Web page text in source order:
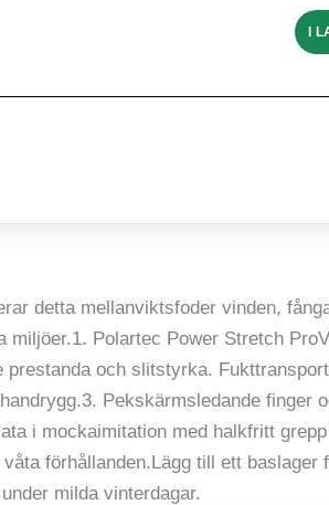
I
detta mellanviktsfoder vinden,
Polartec Power Stretch
och slitstyrka.
Pekskärmsledande finger
i mockaimitation med halkfritt
förhållanden.Lägg till ett baslager
milda vinterdagar.